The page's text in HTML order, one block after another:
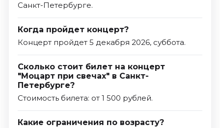
Санкт-Петербурге.
Когда пройдет концерт?
Концерт пройдет 5 декабря 2026, суббота.
Сколько стоит билет на концерт
"Моцарт при свечах" в Санкт-
Петербурге?
Стоимость билета: от 1 500 рублей.
Какие ограничения по возрасту?